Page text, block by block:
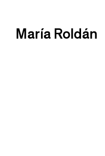
María Roldán